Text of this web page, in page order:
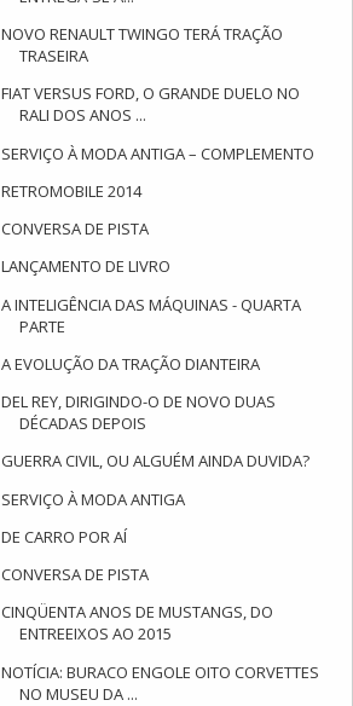
NOVO RENAULT TWINGO TERÁ TRAÇÃO
TRASEIRA
FIAT VERSUS FORD, O GRANDE DUELO NO
RALI DOS ANOS ...
SERVIÇO À MODA ANTIGA – COMPLEMENTO
RETROMOBILE 2014
CONVERSA DE PISTA
LANÇAMENTO DE LIVRO
A INTELIGÊNCIA DAS MÁQUINAS - QUARTA
PARTE
A EVOLUÇÃO DA TRAÇÃO DIANTEIRA
DEL REY, DIRIGINDO-O DE NOVO DUAS
DÉCADAS DEPOIS
GUERRA CIVIL, OU ALGUÉM AINDA DUVIDA?
SERVIÇO À MODA ANTIGA
DE CARRO POR AÍ
CONVERSA DE PISTA
CINQÜENTA ANOS DE MUSTANGS, DO
ENTREEIXOS AO 2015
NOTÍCIA: BURACO ENGOLE OITO CORVETTES
NO MUSEU DA ...